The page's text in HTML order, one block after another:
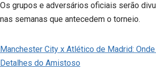
Os grupos e adversários oficiais serão
nas semanas que antecedem o torneio.
Manchester City x Atlético de Madrid:
Detalhes do Amistoso